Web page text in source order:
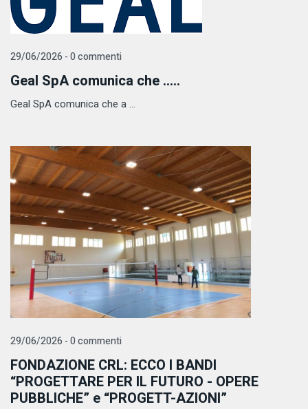
29/06/2026 - 0 commenti
Geal SpA comunica che .....
Geal SpA comunica che a ...
29/06/2026 - 0 commenti
FONDAZIONE CRL: ECCO I BANDI
“PROGETTARE PER IL FUTURO - OPERE
PUBBLICHE” e “PROGETT-AZIONI”